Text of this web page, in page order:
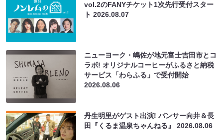
vol.2のFANYチケット1次先行受付スター
ト2026.08.07
ニューヨーク・嶋佐が地元富士吉田市とコ
ラボ! オリジナルコーヒーがふるさと納税
サービス「わらふる」で受付開始
2026.08.06
丹生明里がゲスト出演! パンサー向井＆長
田『くるま温泉ちゃんねる』2026.08.06